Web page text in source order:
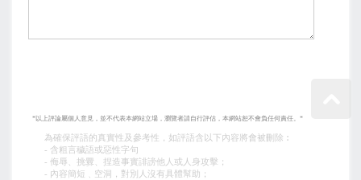
*以上評論屬個人意見，並不代表本網站立場，瀏覽者請自行評估，本網站恕不會負任何責任。*
為確保評語的真實性及參考性，如評語含以下內容將會被刪除︰
- 含粗言穢語或惡性字句
- 侮辱、挑釁、捏造事實誹謗他人或人身攻擊；
- 內容簡短﹑空洞，對別人沒有具體幫助；